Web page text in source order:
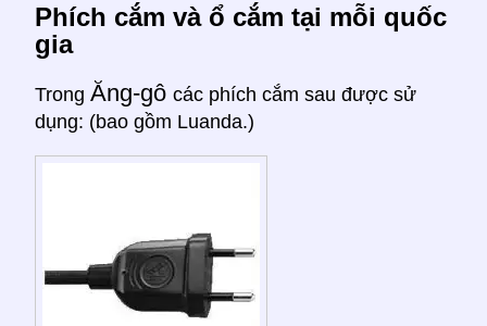
Phích cắm và ổ cắm tại mỗi quốc
gia
Trong Ăng-gô các phích cắm sau được sử
dụng: (bao gồm Luanda.)